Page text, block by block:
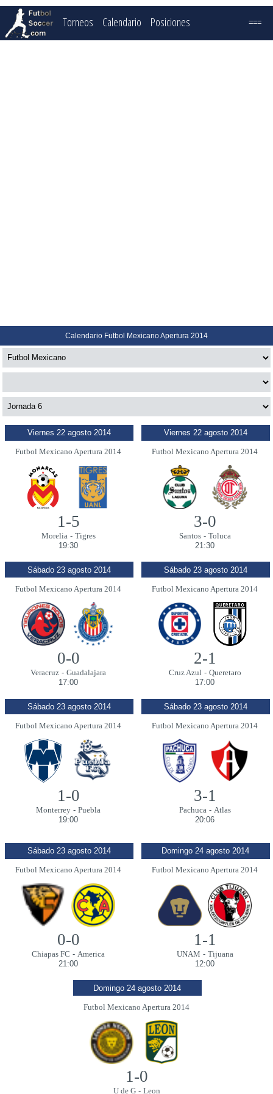
Torneos Calendario Posiciones ===
Calendario Futbol Mexicano Apertura 2014
Viernes 22 agosto 2014
Futbol Mexicano Apertura 2014
1-5
Morelia - Tigres
19:30
Viernes 22 agosto 2014
Futbol Mexicano Apertura 2014
3-0
Santos- Toluca
21:30
Sábado 23 agosto 2014
Futbol Mexicano Apertura 2014
0-0
Veracruz - Guadalajara
17:00
Sábado 23 agosto 2014
Futbol Mexicano Apertura 2014
2-1
Cruz Azul - Queretaro
17:00
Sábado 23 agosto 2014
Futbol Mexicano Apertura 2014
1-0
Monterrey - Puebla
19:00
Sábado 23 agosto 2014
Futbol Mexicano Apertura 2014
3-1
Pachuca - Atlas
20:06
Sábado 23 agosto 2014
Futbol Mexicano Apertura 2014
0-0
Chiapas FC - America
21:00
Domingo 24 agosto 2014
Futbol Mexicano Apertura 2014
1-1
UNAM - Tijuana
12:00
Domingo 24 agosto 2014
Futbol Mexicano Apertura 2014
1-0
U de G- Leon